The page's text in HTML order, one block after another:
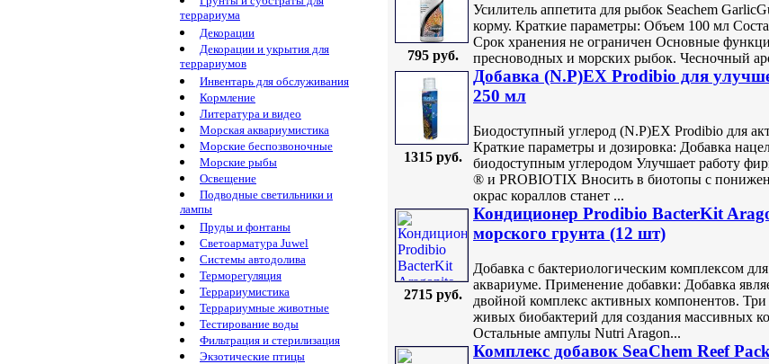
террариума
Декорации
Декорации и укрытия для
террариумов
Инвентарь для обслуживания
Кормление
Литература и видео
Морская аквариумистика
Морские беспозвоночные
Морские рыбы
Освещение
Подводные светильники и
лампы
Пруды и фонтаны
Светоарматура Juwel
Системы автодолива
Терморегуляция
Террариумистика
Террариумные животные
Тестирование воды
Фильтрация и стерилизация
Экзотические птицы
795 руб.
Усилитель аппетита для рыбок Seachem
корму. Краткие параметры: Объем 100 мл
Срок хранения не ограничен Основные
пресноводных и морских рыбок. Чесночный
1315 руб.
Добавка (N.P)EX Prodibio для
250 мл
Биодоступный углерод (N.P)EX Prodibio для
Краткие параметры и дозировка: Добавка
биодоступным углеродом Улучшает работу
® и PROBIOTIX Вносить в биотопы с
окрас кораллов станет ...
2715 руб.
Кондиционер Prodibio BacterKit
морского грунта (12 шт)
Добавка с бактериологическим комплексом
аквариуме. Применение добавки: Добавка
двойной комплекс активных компонентов.
живых биобактерий для создания массивных
Остальные ампулы Nutri Aragon...
Комплекс добавок SeaChem Reef